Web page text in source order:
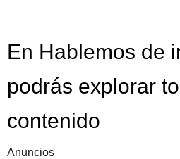
En Hablemos de
podrás explorar
contenido
Anuncios